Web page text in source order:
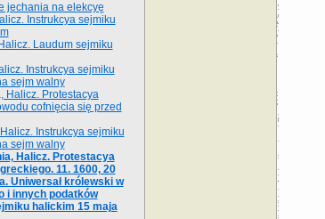
jechania na elekcyę
Instrukcya sejmiku
Laudum sejmiku
Instrukcya sejmiku
sejm walny
Halicz. Protestacya
cofnięcia się przed
Instrukcya sejmiku
sejm walny
Halicz. Protestacya
11. 1600, 20
Uniwersał królewski w
i innych podatków
halickim 15 maja